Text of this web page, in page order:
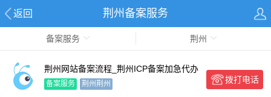
返回 荆州备案服务
备案服务 荆州
荆州网站备案流程_荆州ICP备案加急代办
公司
备案服务 荆州荆州 拨打电话